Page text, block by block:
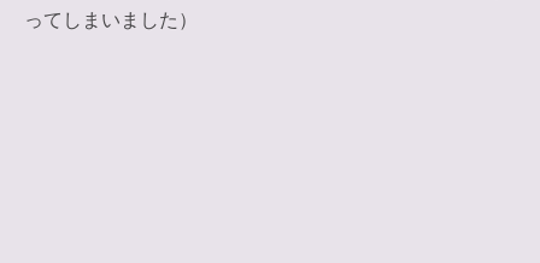
ってしまいました）